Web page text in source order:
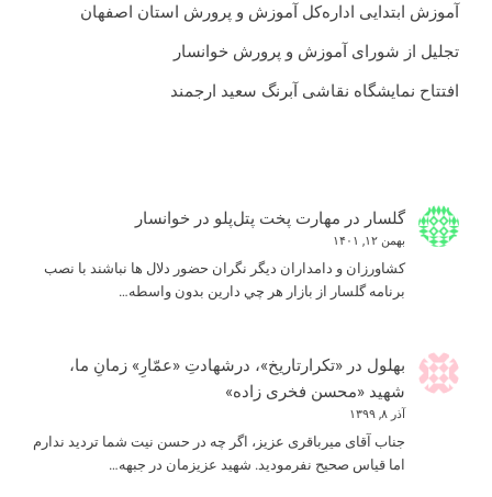
آموزش ابتدایی اداره‌کل آموزش و پرورش استان اصفهان
تجلیل از شورای آموزش و پرورش خوانسار
افتتاح نمایشگاه نقاشی آبرنگ سعید ارجمند
گلسار در مهارت پخت پتل‌پلو در خوانسار
بهمن ۱۲, ۱۴۰۱
كشاورزان و دامداران ديگر نگران حضور دلال ها نباشند با نصب
برنامه گلسار از بازار هر چي دارين بدون واسطه…
بهلول در «تکرارتاریخ»، درشهادتِ «عمّارِ» زمانِ ما،
شهید «محسن فخری زاده»
آذر ۸, ۱۳۹۹
جناب آقای میرباقری عزیز، اگر چه در حسن نیت شما تردید ندارم
اما قیاس صحیح نفرمودید. شهید عزیزمان در جبهه…